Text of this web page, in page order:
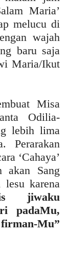
Maria’
melucu di
wajah
baru saja
Maria/Ikut
Misa
Odilia-
lebih lima
Perarakan
‘Cahaya’
akan Sang
karena
jiwaku
padaMu,
Mu”